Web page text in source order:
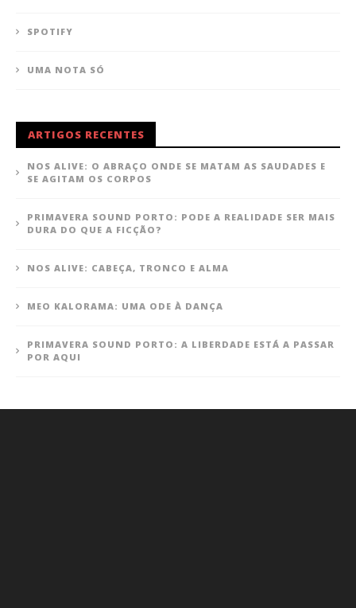
SPOTIFY
UMA NOTA SÓ
ARTIGOS RECENTES
NOS ALIVE: O ABRAÇO ONDE SE MATAM AS SAUDADES E
SE AGITAM OS CORPOS
PRIMAVERA SOUND PORTO: PODE A REALIDADE SER MAIS
DURA DO QUE A FICÇÃO?
NOS ALIVE: CABEÇA, TRONCO E ALMA
MEO KALORAMA: UMA ODE À DANÇA
PRIMAVERA SOUND PORTO: A LIBERDADE ESTÁ A PASSAR
POR AQUI